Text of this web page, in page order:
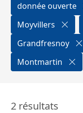
donnée ouverte
Moyvillers
Grandfresnoy
Montmartin
2 résultats